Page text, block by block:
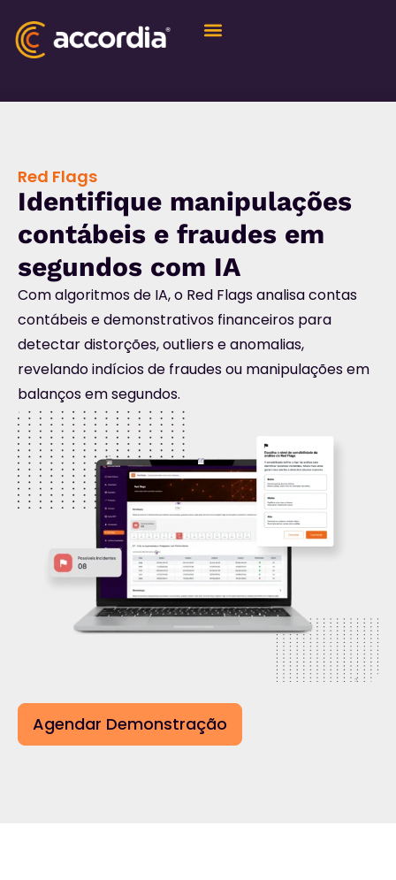
Red Flags
Identifique manipulações
contábeis e fraudes em
segundos com IA
Com algoritmos de IA, o Red Flags analisa contas
contábeis e demonstrativos financeiros para
detectar distorções, outliers e anomalias,
revelando indícios de fraudes ou manipulações em
balanços em segundos.
Agendar Demonstração